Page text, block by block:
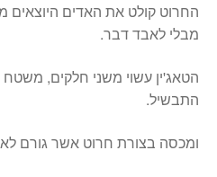
החרוט קולט את האדים היוצאים
מבלי לאבד דבר.
הטאג'ין עשוי משני חלקים, משטח
התבשיל.
ומכסה בצורת חרוט אשר גורם